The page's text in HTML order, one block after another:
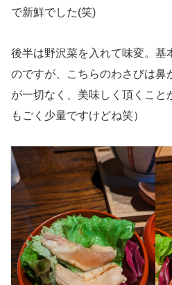
で新鮮でした(笑)
後半は野沢菜を入れて味変。基
のですが、こちらのわさびは鼻
が一切なく、美味しく頂くこと
もごく少量ですけどね笑）